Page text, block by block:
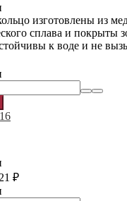
изготовлены из
сплава и покрыты
к воде и не
₽